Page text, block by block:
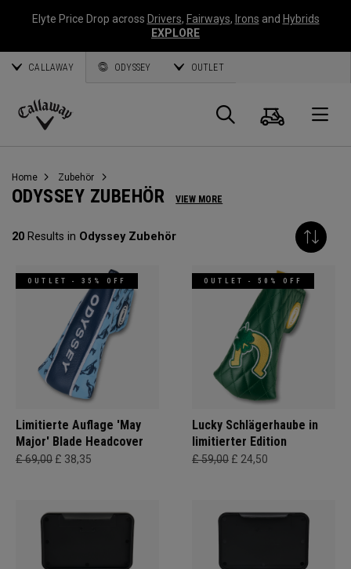
Elyte Price Drop across Drivers, Fairways, Irons and Hybrids
EXPLORE
CALLAWAY ODYSSEY OUTLET
Callaway
Suche
Home Zubehör
ODYSSEY ZUBEHÖR VIEW MORE
20 Results in Odyssey Zubehör
OUTLET - 35% OFF
Limitierte Auflage 'May
Major' Blade Headcover
£ 69,00 £ 38,35
OUTLET - 50% OFF
Lucky Schlägerhaube in
limitierter Edition
£ 59,00 £ 24,50